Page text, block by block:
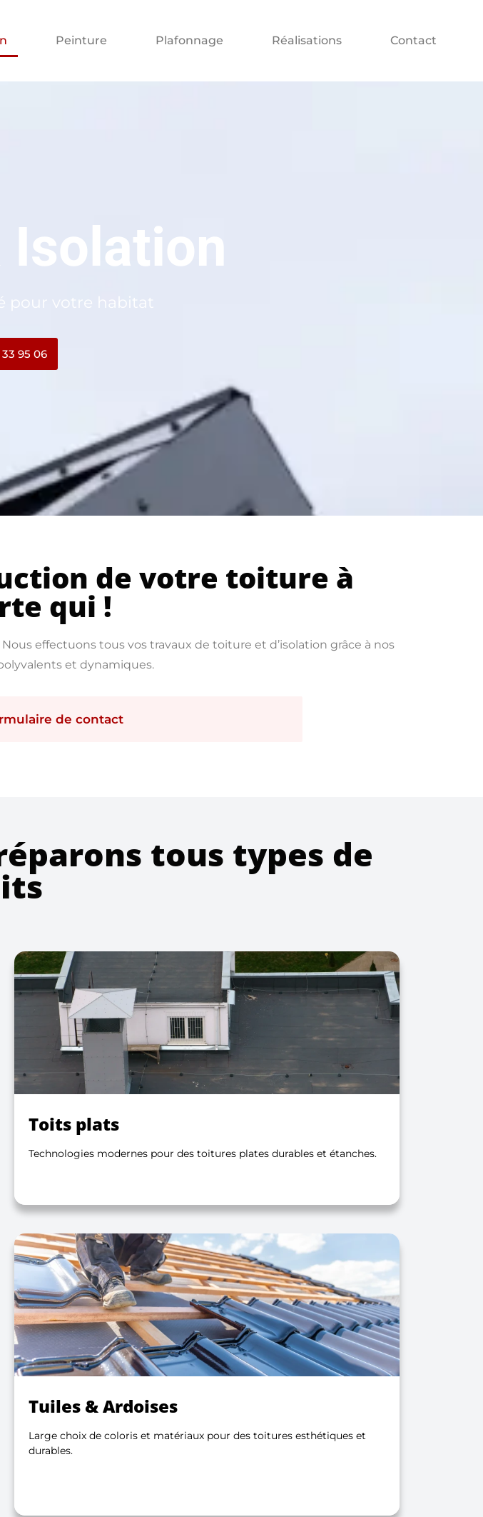
Peinture Plafonnage Réalisations Contact
Isolation
pour votre habitat
95 06
de votre toiture à
qui !
effectuons tous vos travaux de toiture et d’isolation grâce à nos
et dynamiques.
de contact
tous types de
Toits plats
Technologies modernes pour des toitures plates durables et étanches.
Tuiles & Ardoises
Large choix de coloris et matériaux pour des toitures esthétiques et
durables.